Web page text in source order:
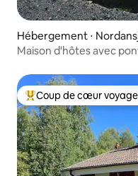
Hébergement ⋅
Maison d'hôtes avec
Coups de cœur
Coup de cœur